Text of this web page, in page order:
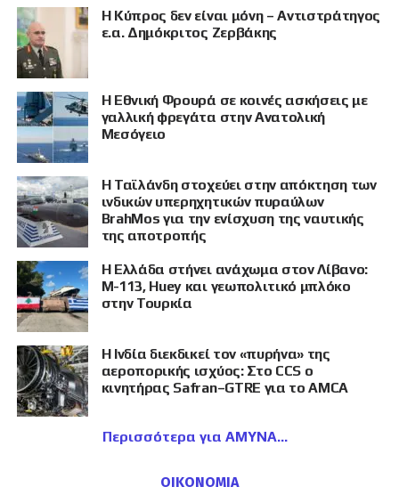
Η Κύπρος δεν είναι μόνη – Αντιστράτηγος
ε.α. Δημόκριτος Ζερβάκης
Η Εθνική Φρουρά σε κοινές ασκήσεις με
γαλλική φρεγάτα στην Ανατολική
Μεσόγειο
Η Ταϊλάνδη στοχεύει στην απόκτηση των
ινδικών υπερηχητικών πυραύλων
BrahMos για την ενίσχυση της ναυτικής
της αποτροπής
Η Ελλάδα στήνει ανάχωμα στον Λίβανο:
M-113, Huey και γεωπολιτικό μπλόκο
στην Τουρκία
Η Ινδία διεκδικεί τον «πυρήνα» της
αεροπορικής ισχύος: Στο CCS ο
κινητήρας Safran–GTRE για το AMCA
Περισσότερα για ΑΜΥΝΑ
ΟΙΚΟΝΟΜΙΑ